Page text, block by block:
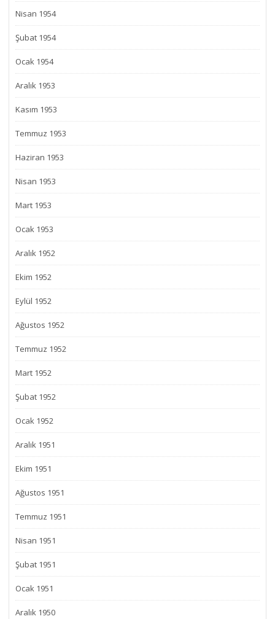
Nisan 1954
Şubat 1954
Ocak 1954
Aralık 1953
Kasım 1953
Temmuz 1953
Haziran 1953
Nisan 1953
Mart 1953
Ocak 1953
Aralık 1952
Ekim 1952
Eylül 1952
Ağustos 1952
Temmuz 1952
Mart 1952
Şubat 1952
Ocak 1952
Aralık 1951
Ekim 1951
Ağustos 1951
Temmuz 1951
Nisan 1951
Şubat 1951
Ocak 1951
Aralık 1950